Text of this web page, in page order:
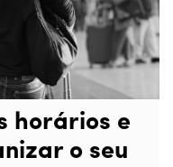
horários e
o seu